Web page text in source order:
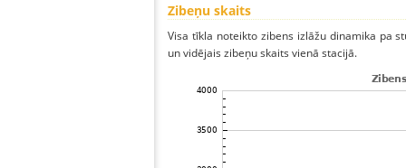
Zibeņu skaits
Visa tīkla noteikto zibens izlāžu dinamika pa
un vidējais zibeņu skaits vienā stacijā.